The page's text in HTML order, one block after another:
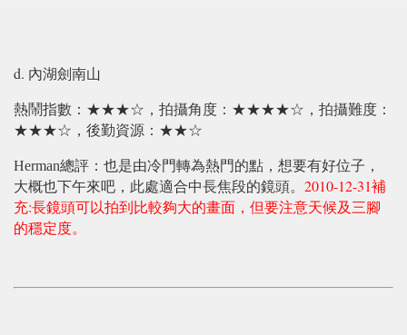
d. 內湖劍南山
熱鬧指數：★★★☆，拍攝角度：★★★★☆，拍攝難度：
★★★☆，後勤資源：★★☆
Herman總評：也是由冷門轉為熱門的點，想要有好位子，
大概也下午來吧，此處適合中長焦段的鏡頭。 2010-12-31補
充:長鏡頭可以拍到比較夠大的畫面，但要注意天候及三腳
的穩定度。